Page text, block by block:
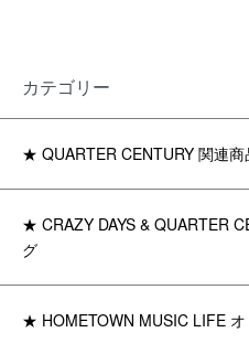
カテゴリー
★ QUARTER CENTURY 関連商
★ CRAZY DAYS & QUARTER
グ
★ HOMETOWN MUSIC LIFE